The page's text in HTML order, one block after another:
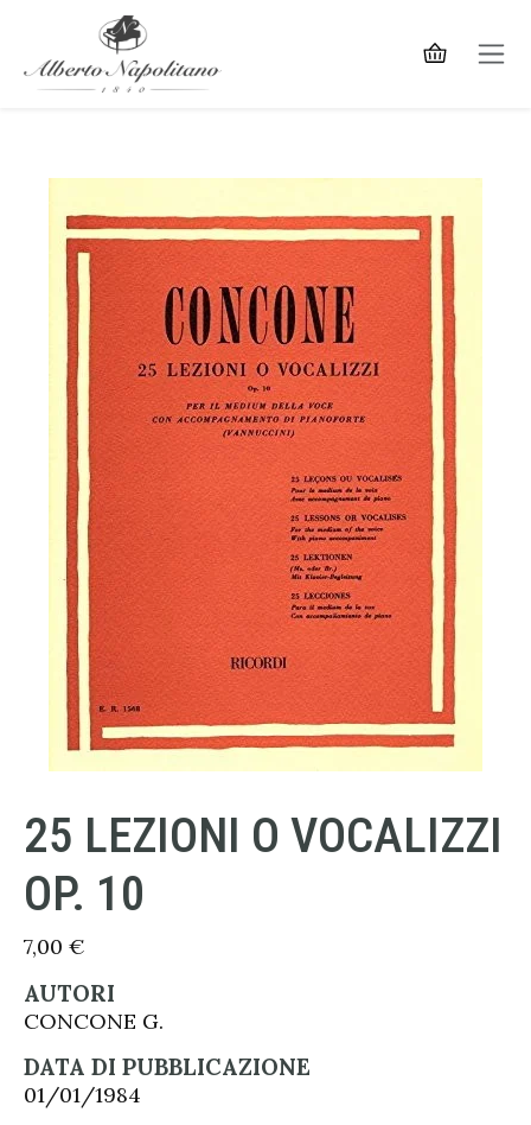
25 LEZIONI O VOCALIZZI
OP. 10
7,00 €
AUTORI
CONCONE G.
DATA DI PUBBLICAZIONE
01/01/1984